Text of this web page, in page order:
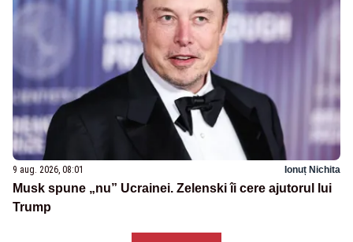
9 aug. 2026, 08:01 Ionuț Nichita
Musk spune „nu” Ucrainei. Zelenski îi cere ajutorul lui
Trump